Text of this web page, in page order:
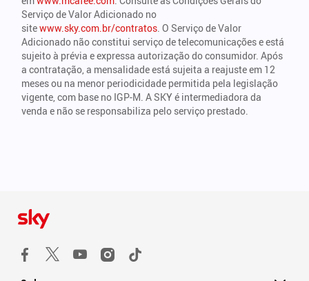
Serviço de Valor Adicionado no
sitewww.sky.com.br/contratos. O Serviço de Valor
Adicionado não constitui serviço de telecomunicações e está
sujeito à prévia e expressa autorização do consumidor. Após
a contratação, a mensalidade está sujeita a reajuste em 12
meses ou na menor periodicidade permitida pela legislação
vigente, com base no IGP-M. A SKY é intermediadora da
venda e não se responsabiliza pelo serviço prestado.